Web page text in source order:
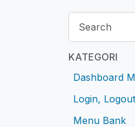
KATEGORI
Dashboard
Login,
Menu Bank